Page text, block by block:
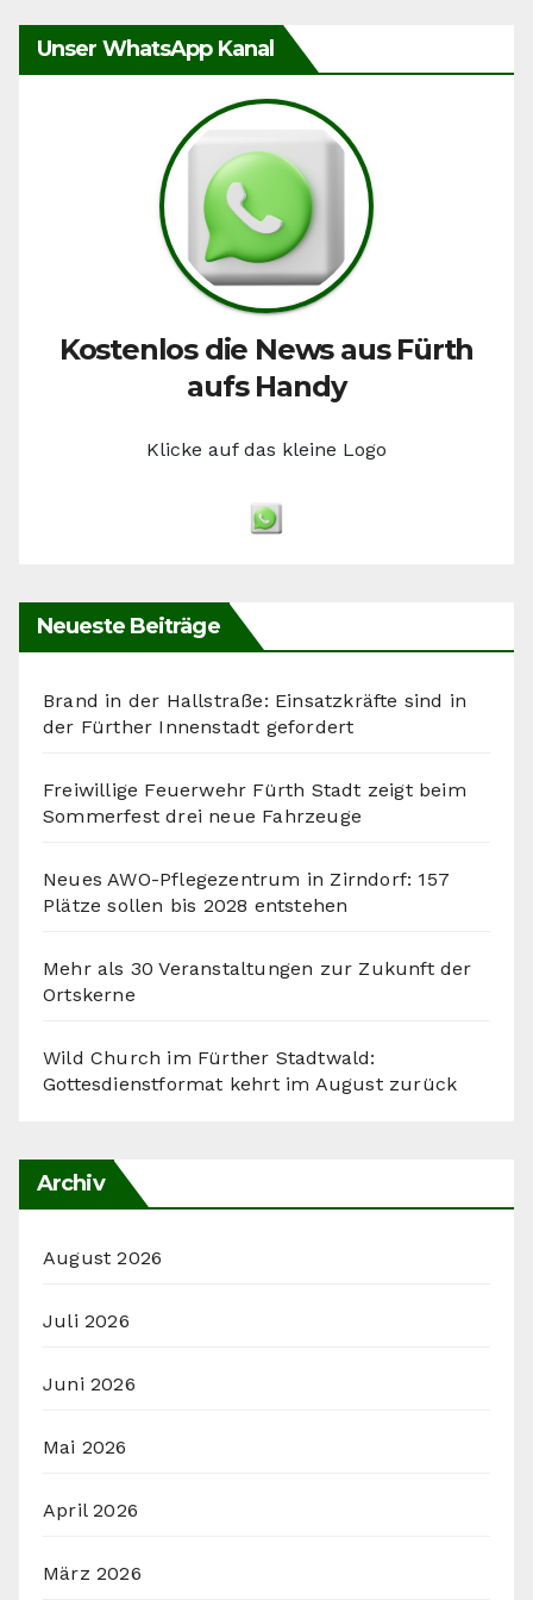
Unser WhatsApp Kanal
Kostenlos die News aus Fürth
aufs Handy
Klicke auf das kleine Logo
Neueste Beiträge
Brand in der Hallstraße: Einsatzkräfte sind in
der Fürther Innenstadt gefordert
Freiwillige Feuerwehr Fürth Stadt zeigt beim
Sommerfest drei neue Fahrzeuge
Neues AWO-Pflegezentrum in Zirndorf: 157
Plätze sollen bis 2028 entstehen
Mehr als 30 Veranstaltungen zur Zukunft der
Ortskerne
Wild Church im Fürther Stadtwald:
Gottesdienstformat kehrt im August zurück
Archiv
August 2026
Juli 2026
Juni 2026
Mai 2026
April 2026
März 2026